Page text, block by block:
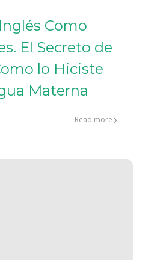
Como
El Secreto de
lo Hiciste
Materna
Read more